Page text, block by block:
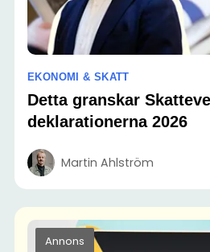
EKONOMI & SKATT
Detta granskar
deklarationerna 2026
Martin Ahlström
Annons